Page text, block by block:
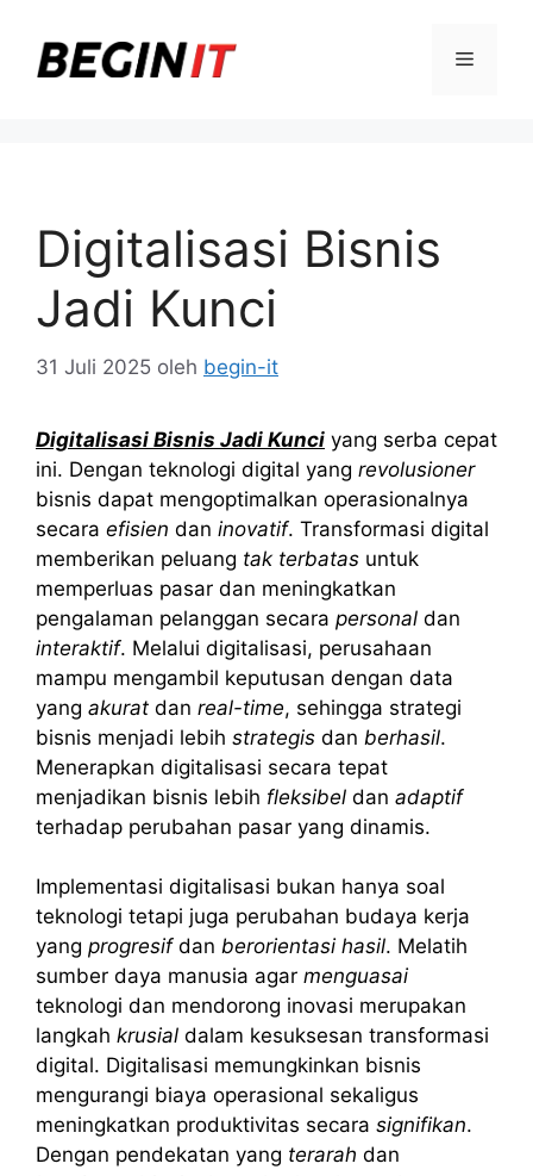
Menu
Digitalisasi Bisnis
Jadi Kunci
31 Juli 2025 oleh begin-it
Digitalisasi Bisnis Jadi Kunci yang serba cepat
ini. Dengan teknologi digital yang revolusioner
bisnis dapat mengoptimalkan operasionalnya
secara efisien dan inovatif. Transformasi digital
memberikan peluang tak terbatas untuk
memperluas pasar dan meningkatkan
pengalaman pelanggan secara personal dan
interaktif. Melalui digitalisasi, perusahaan
mampu mengambil keputusan dengan data
yang akurat dan real-time, sehingga strategi
bisnis menjadi lebih strategis dan berhasil.
Menerapkan digitalisasi secara tepat
menjadikan bisnis lebih fleksibel dan adaptif
terhadap perubahan pasar yang dinamis.
Implementasi digitalisasi bukan hanya soal
teknologi tetapi juga perubahan budaya kerja
yang progresifdan berorientasi hasil. Melatih
sumber daya manusia agar menguasai
teknologi dan mendorong inovasi merupakan
langkah krusial dalam kesuksesan transformasi
digital. Digitalisasi memungkinkan bisnis
mengurangi biaya operasional sekaligus
meningkatkan produktivitas secara signifikan.
Dengan pendekatan yang terarah dan